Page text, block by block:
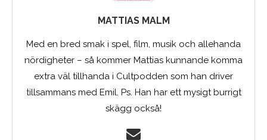
MATTIAS MALM
Med en bred smak i spel, film, musik och allehanda
nördigheter – så kommer Mattias kunnande komma
extra väl tillhanda i Cultpodden som han driver
tillsammans med Emil. Ps. Han har ett mysigt burrigt
skägg också!